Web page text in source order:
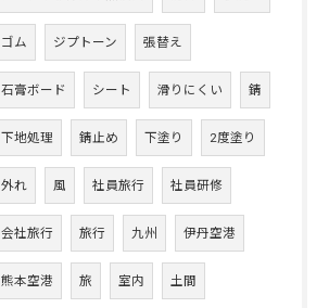
ゴム ジプトーン 張替え
石膏ボード シート 滑りにくい 錆
下地処理 錆止め 下塗り 2度塗り
外れ 風 社員旅行 社員研修
会社旅行 旅行 九州 伊丹空港
熊本空港 旅 室内 土間